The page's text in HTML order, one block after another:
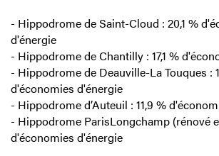
- Hippodrome de Saint-Cloud : 20,1 %
d'énergie
- Hippodrome de Chantilly : 17,1 %
- Hippodrome de Deauville-La Touques :
d'économies d'énergie
- Hippodrome d’Auteuil : 11,9 %
- Hippodrome ParisLongchamp (rénové
d'économies d'énergie